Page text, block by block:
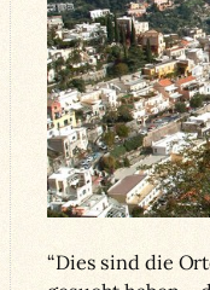
“Dies sind die